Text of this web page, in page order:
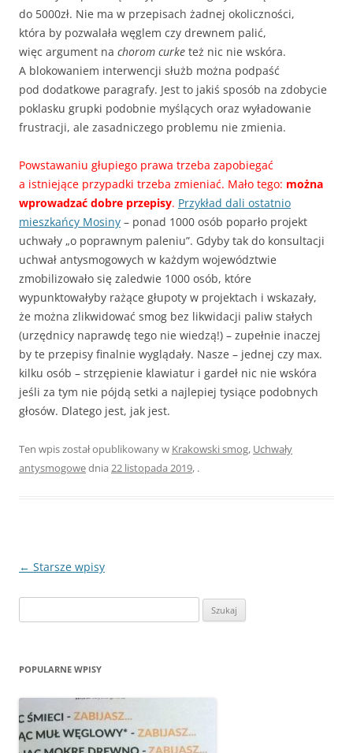
do 5000zł. Nie ma w przepisach żadnej okoliczności,
która by pozwalała węglem czy drewnem palić,
więc argument na chorom curke też nic nie wskóra.
A blokowaniem interwencji służb można podpaść
pod dodatkowe paragrafy. Jest to jakiś sposób na zdobycie
poklasku grupki podobnie myślących oraz wyładowanie
frustracji, ale zasadniczego problemu nie zmienia.
Powstawaniu głupiego prawa trzeba zapobiegać
a istniejące przypadki trzeba zmieniać. Mało tego: można
wprowadzać dobre przepisy. Przykład dali ostatnio
mieszkańcy Mosiny – ponad 1000 osób poparło projekt
uchwały „o poprawnym paleniu”. Gdyby tak do konsultacji
uchwał antysmogowych w każdym województwie
zmobilizowało się zaledwie 1000 osób, które
wypunktowałyby rażące głupoty w projektach i wskazały,
że można zlikwidować smog bez likwidacji paliw stałych
(urzędnicy naprawdę tego nie wiedzą!) – zupełnie inaczej
by te przepisy finalnie wyglądały. Nasze – jednej czy max.
kilku osób – strzępienie klawiatur i gardeł nic nie wskóra
jeśli za tym nie pójdą setki a najlepiej tysiące podobnych
głosów. Dlatego jest, jak jest.
Ten wpis został opublikowany w Krakowski smog, Uchwały
antysmogowednia 22 listopada 2019, .
Zobacz
← Starsze wpisy
POPULARNE WPISY